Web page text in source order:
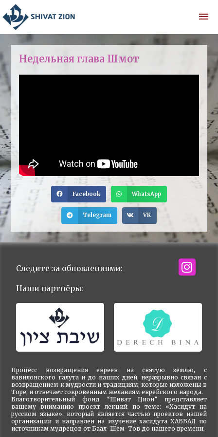
Недельная глава Шмот
Facebook WhatsApp
Telegram VK
Процесс возвращения евреев на святую землю, с
вавилонского галута и до наших дней, неразрывно связан с
возвращением к мудрости и традициям, которые изложены в
Торе, и отвечает сокровенным желаниям еврейского народа.
Благотворительный фонд “Шиват Цион” представляет
вашему вниманию проект лекций по теме: «Хасидут на
русском языке», который является частью проектов нашей
организации и направлен на изучение хасидута ХАББАД по
источникам мудрецов от Баал-Шем-Тов до нашего времени.
Следите за обновлениями:
Наши партнёры: